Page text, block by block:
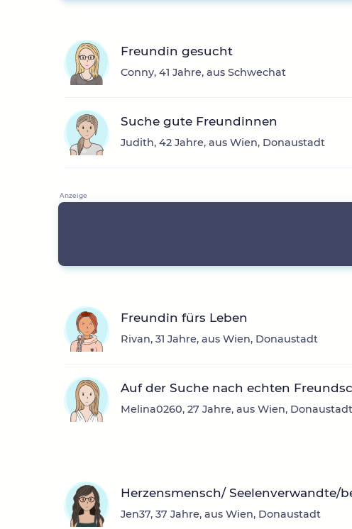
Freundin gesucht
Conny, 41 Jahre, aus Schwechat
Suche gute Freundinnen
Judith, 42 Jahre, aus Wien, Donaustadt
Freundin fürs Leben
Rivan, 31 Jahre, aus Wien, Donaustadt
Auf der Suche nach echten
Melina0260, 27 Jahre, aus Wien, Donaustadt
Herzensmensch/ Seelenverwandte/
Jen37, 37 Jahre, aus Wien, Donaustadt